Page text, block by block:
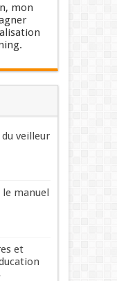
mon
veilleur
le manuel
et